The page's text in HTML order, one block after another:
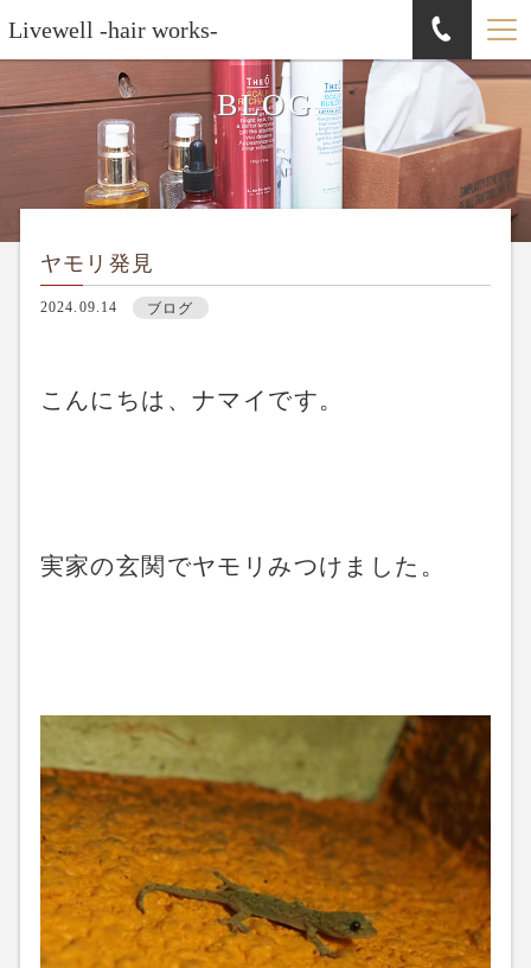
Livewell -hair works-
BLOG
ヤモリ発見
2024.09.14 ブログ
こんにちは、ナマイです。
実家の玄関でヤモリみつけました。